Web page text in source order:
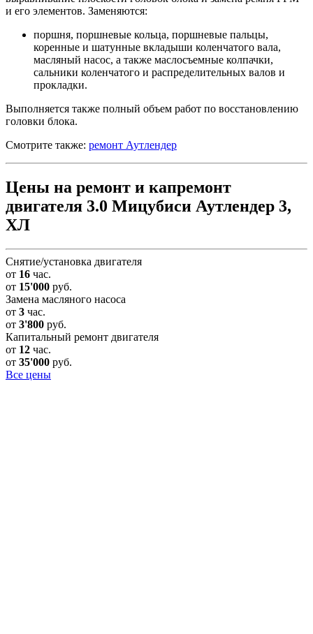
и его элементов. Заменяются:
поршня, поршневые кольца, поршневые пальцы,
коренные и шатунные вкладыши коленчатого вала,
масляный насос, а также маслосъемные колпачки,
сальники коленчатого и распределительных валов и
прокладки.
Выполняется также полный объем работ по восстановлению
головки блока.
Смотрите также: ремонт Аутлендер
Цены на ремонт и капремонт
двигателя 3.0 Мицубиси Аутлендер 3,
ХЛ
Снятие/установка двигателя
от 16 час.
от 15'000 руб.
Замена масляного насоса
от 3 час.
от 3'800 руб.
Капитальный ремонт двигателя
от 12 час.
от 35'000 руб.
Все цены